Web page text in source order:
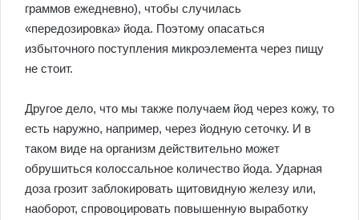
граммов ежедневно), чтобы случилась
«передозировка» йода. Поэтому опасаться
избыточного поступления микроэлемента через пищу
не стоит.
Другое дело, что мы также получаем йод через кожу, то
есть наружно, например, через йодную сеточку. И в
таком виде на организм действительно может
обрушиться колоссальное количество йода. Ударная
доза грозит заблокировать щитовидную железу или,
наоборот, спровоцировать повышенную выработку